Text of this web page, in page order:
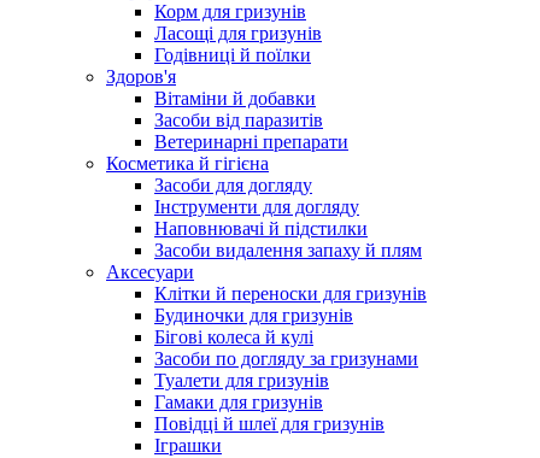
Корм для гризунів
Ласощі для гризунів
Годівниці й поїлки
Здоров'я
Вітаміни й добавки
Засоби від паразитів
Ветеринарні препарати
Косметика й гігієна
Засоби для догляду
Інструменти для догляду
Наповнювачі й підстилки
Засоби видалення запаху й плям
Аксесуари
Клітки й переноски для гризунів
Будиночки для гризунів
Бігові колеса й кулі
Засоби по догляду за гризунами
Туалети для гризунів
Гамаки для гризунів
Повідці й шлеї для гризунів
Іграшки